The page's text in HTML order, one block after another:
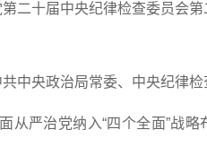
二十届中央纪律检查委员会
中央政治局常委、中央纪律检
严治党纳入“四个全面”战